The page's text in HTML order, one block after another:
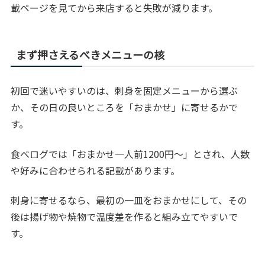
載ページを見てから来店すると失敗が減ります。
まず押さえるべきメニューの核
初回で迷いやすいのは、刺身を固定メニューから選ぶ
か、その日の良いところを「おまかせ」に寄せるかで
す。
食べログでは「おまかせ一人前1200円〜」とされ、人数
や好みに合わせられる記載があります。
刺身に寄せるなら、最初の一皿をおまかせにして、その
後は揚げ物や焼物で温度差を作ると組み立てやすいで
す。